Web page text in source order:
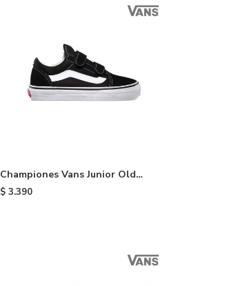
Championes Vans Junior Old
Skool de niño - Black
$ 3.390